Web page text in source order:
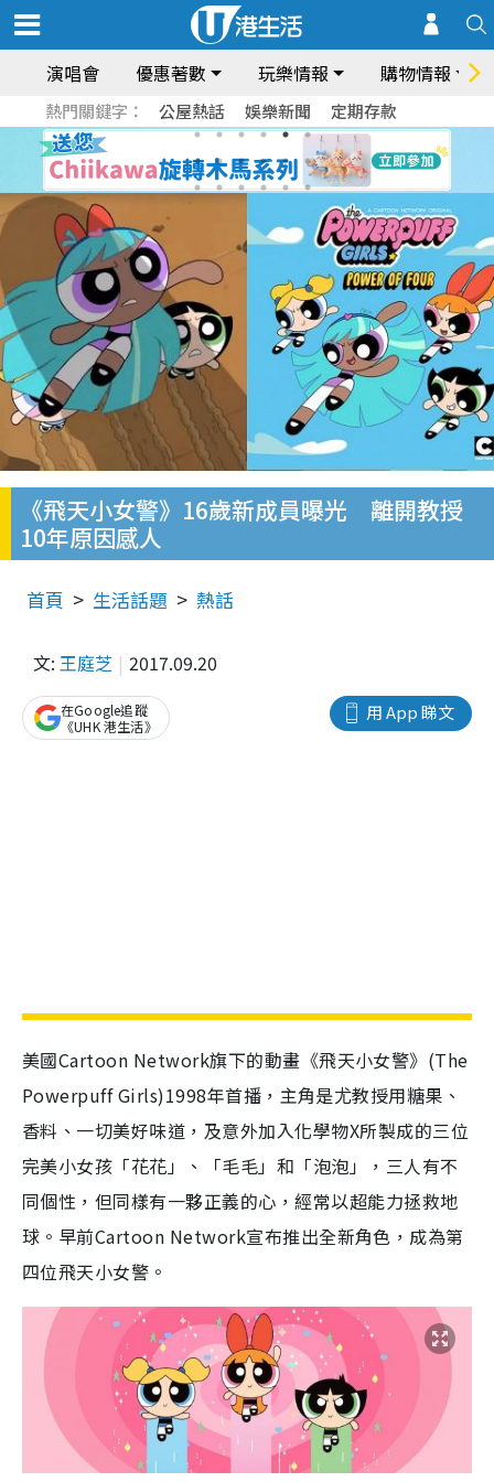
演唱會 優惠著數 玩樂情報 購物情報
熱門關鍵字： 公屋熱話 娛樂新聞 定期存款
《飛天小女警》16歲新成員曝光 離開教授
10年原因感人
首頁 生活話題 熱話
文: 王庭芝 2017.09.20
用 App 睇文
在Google追蹤
《UHK 港生活》
美國Cartoon Network旗下的動畫《飛天小女警》(The
Powerpuff Girls)1998年首播，主角是尤教授用糖果、
香料、一切美好味道，及意外加入化學物X所製成的三位
完美小女孩「花花」、「毛毛」和「泡泡」，三人有不
同個性，但同樣有一夥正義的心，經常以超能力拯救地
球。早前Cartoon Network宣布推出全新角色，成為第
四位飛天小女警。